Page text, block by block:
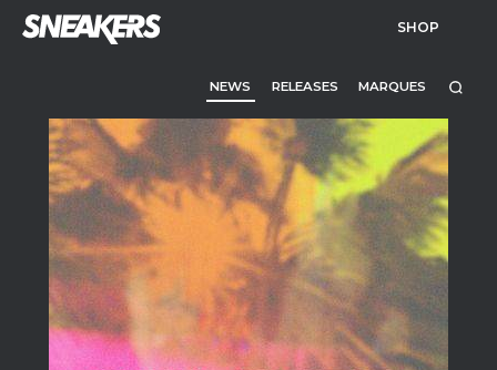
SHOP
NEWS RELEASES MARQUES